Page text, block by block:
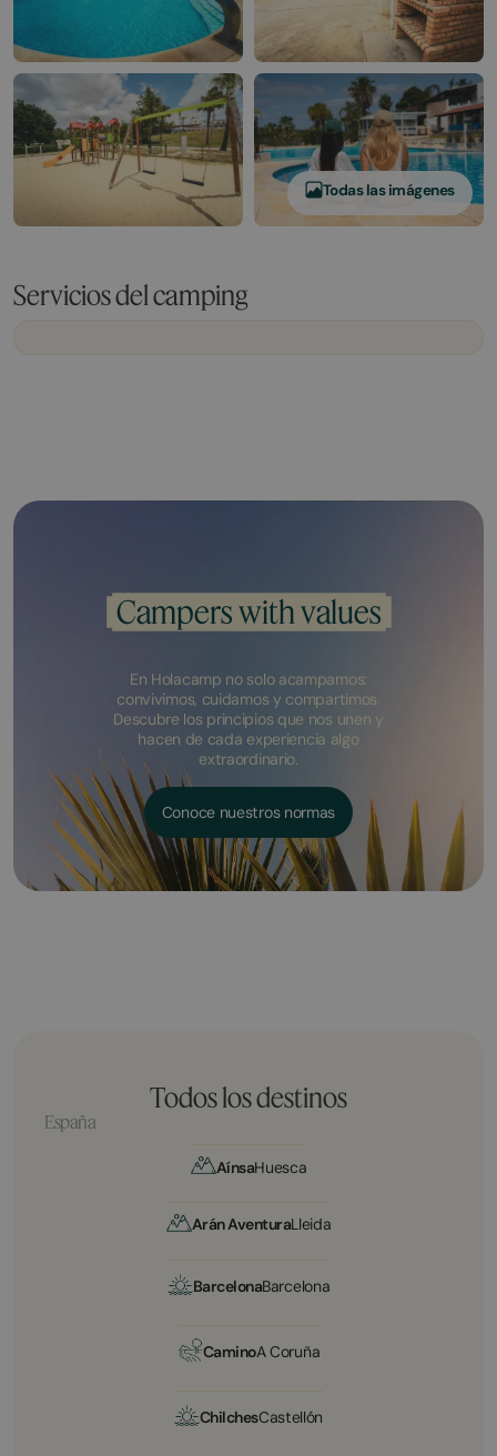
Todas las imágenes
Servicios del camping
Campers with values
En Holacamp no solo acampamos:
convivimos, cuidamos y compartimos.
Descubre los principios que nos unen y
hacen de cada experiencia algo
extraordinario.
Conoce nuestros normas
Todos los destinos
España
AínsaHuesca
Arán AventuraLleida
BarcelonaBarcelona
CaminoA Coruña
ChilchesCastellón